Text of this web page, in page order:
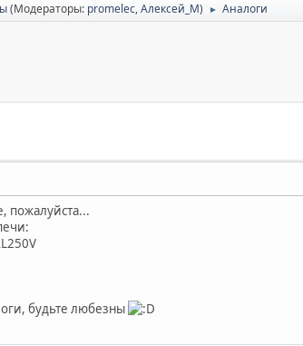
(Модераторы: promelec,Алексей_М) ► Аналоги
пожалуйста...
будьте любезны